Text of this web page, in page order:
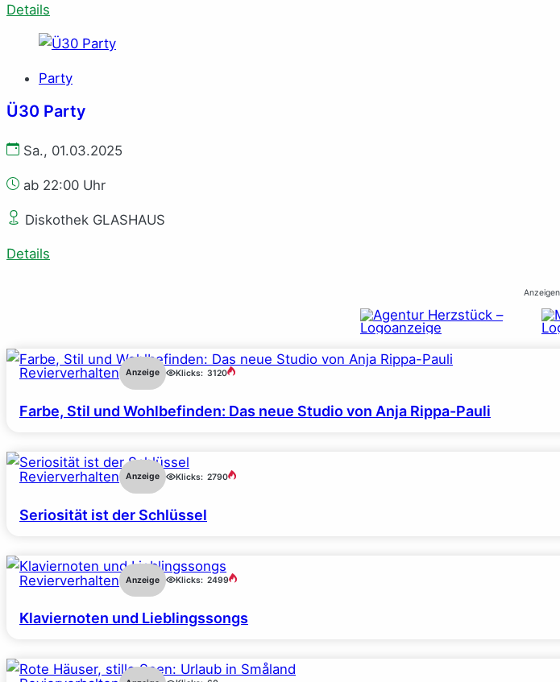
Details
Party
Ü30 Party
Sa., 01.03.2025
ab 22:00 Uhr
Diskothek GLASHAUS
Details
Anzeigen
Revierverhalten Anzeige Klicks: 3120
Farbe, Stil und Wohlbefinden: Das neue Studio von Anja Rippa-Pauli
Revierverhalten Anzeige Klicks: 2790
Seriosität ist der Schlüssel
Revierverhalten Anzeige Klicks: 2499
Klaviernoten und Lieblingssongs